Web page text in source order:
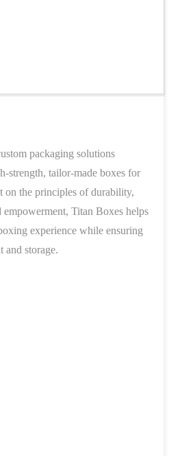
packaging solutions
strength, tailor-made boxes for
on the principles of durability,
Titan Boxes helps
experience while ensuring
and storage.